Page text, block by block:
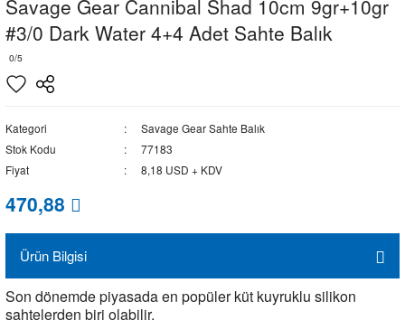
Savage Gear Cannibal Shad 10cm 9gr+10gr
#3/0 Dark Water 4+4 Adet Sahte Balık
0/5
Kategori
Savage Gear Sahte Balık
Stok Kodu
77183
Fiyat
8,18 USD + KDV
470,88
Ürün Bilgisi
Son dönemde piyasada en popüler küt kuyruklu silikon
sahtelerden biri olabilir.